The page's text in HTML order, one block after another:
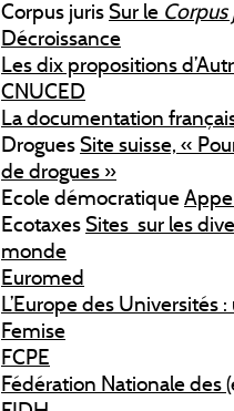
Corpus jurisSur le Corpus
Décroissance
Les dix propositions
CNUCED
La documentation
DroguesSite suisse, «
de drogues »
Ecole démocratique
EcotaxesSites sur les
monde
Euromed
L’Europe des Universités
Femise
FCPE
Fédération Nationale des